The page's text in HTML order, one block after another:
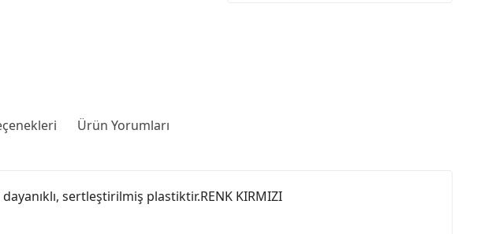
Ürün Yorumları
sertleştirilmiş plastiktir.RENK KIRMIZI